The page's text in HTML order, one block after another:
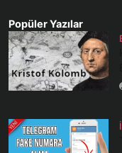
Popüler Yazılar